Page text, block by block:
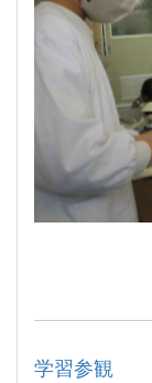
学習参観